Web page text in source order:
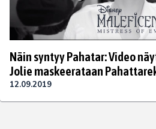
Näin syntyy Pahatar: Video
Jolie maskeerataan
12.09.2019